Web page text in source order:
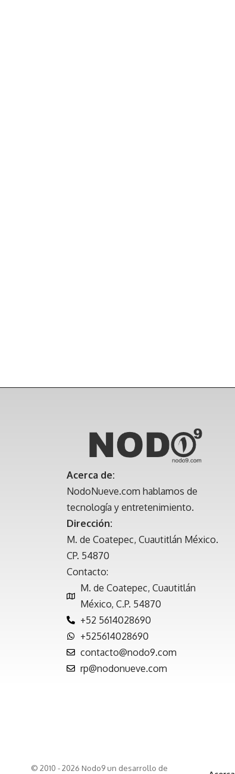
Acerca de:
NodoNueve.com hablamos de
tecnología y entretenimiento.
Dirección:
M. de Coatepec, Cuautitlán México.
CP. 54870
Contacto:
M. de Coatepec, Cuautitlán
México, C.P. 54870
+52 5614028690
+525614028690
contacto@nodo9.com
rp@nodonueve.com
© 2010 - 2026 Nodo9 un desarrollo de